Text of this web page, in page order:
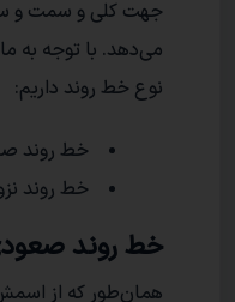
جهت کلی و سمت‌ و
می‌دهد. با توجه به
نوع خط روند داریم:
خط روند
خط روند
خط روند
همان‌طور که از